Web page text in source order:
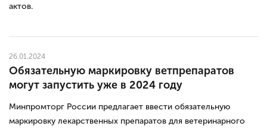
актов.
26.01.2024
Обязательную маркировку ветпрепаратов
могут запустить уже в 2024 году
Минпромторг России предлагает ввести обязательную
маркировку лекарственных препаратов для ветеринарного